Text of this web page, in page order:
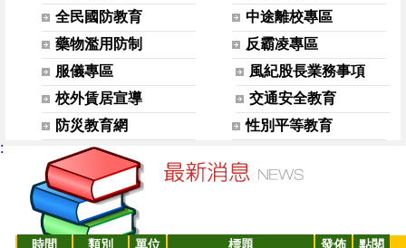
全民國防教育
中途離校專區
藥物濫用防制
反霸凌專區
服儀專區
風紀股長業務事項
校外賃居宣導
交通安全教育
防災教育網
性別平等教育
時間 類別 單位 標題 發佈 點閱